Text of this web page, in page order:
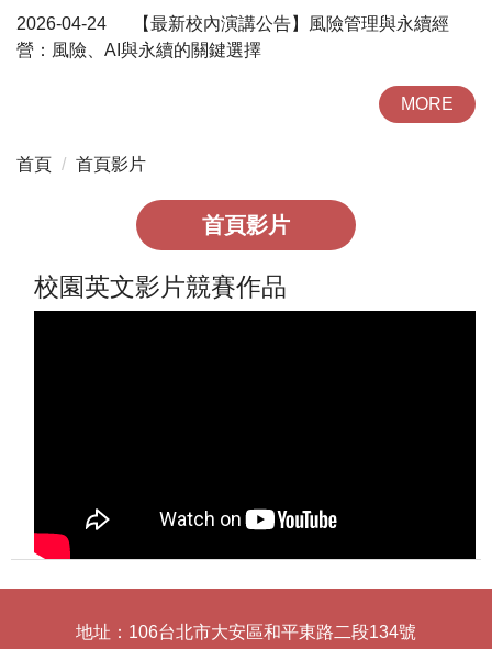
2026-04-24
【最新校內演講公告】風險管理與永續經
營：風險、AI與永續的關鍵選擇
MORE
首頁 首頁影片
首頁影片
校園英文影片競賽作品
地址：106台北市大安區和平東路二段134號